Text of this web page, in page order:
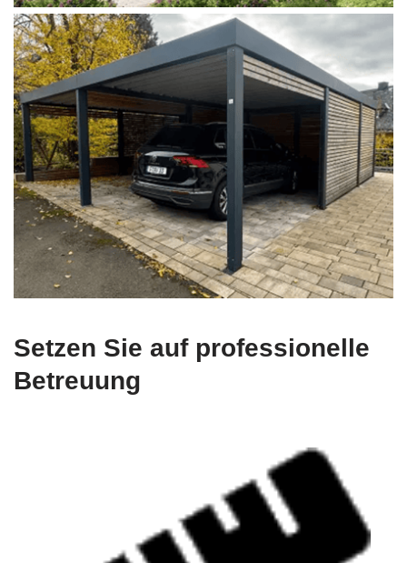
Setzen Sie auf professionelle
Betreuung